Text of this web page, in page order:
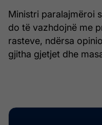
Ministri paralajmëroi
do të vazhdojnë me
rasteve, ndërsa
gjitha gjetjet dhe